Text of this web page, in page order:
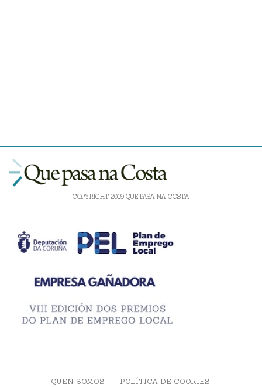
COPYRIGHT 2019 QUE PASA NA COSTA
QUEN SOMOS POLÍTICA DE COOKIES